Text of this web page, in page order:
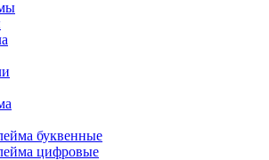
буквенные
цифровые